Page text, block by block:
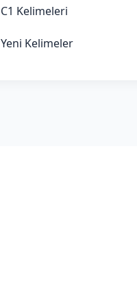
C1 Kelimeleri
Yeni Kelimeler